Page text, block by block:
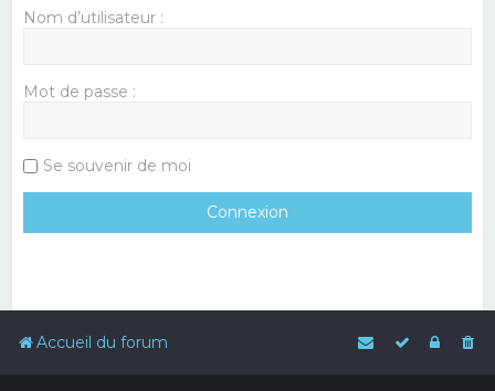
Nom d’utilisateur :
Mot de passe :
Se souvenir de moi
Accueil du forum